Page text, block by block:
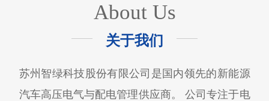
About Us
关于我们
苏州智绿科技股份有限公司是国内领先的新能源
汽车高压电气与配电管理供应商。 公司专注于电